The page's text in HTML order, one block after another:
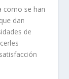
como se han
dan
de